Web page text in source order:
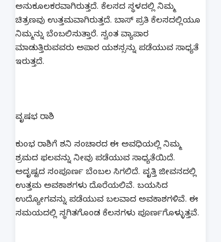
ಅನುಕೂಲಕರವಾಗಿರುತ್ತದೆ. ಕೆಲಸದ ಸ್ಥಳದಲ್ಲಿ ನಿಮ್ಮ
ಚಿತ್ರಣವು ಉತ್ತಮವಾಗಿರುತ್ತದೆ. ಬಾಸ್ ಪ್ರತಿ ಕೆಲಸದಲ್ಲಿಯೂ
ನಿಮ್ಮನ್ನು ಬೆಂಬಲಿಸುತ್ತಾರೆ. ಸ್ವಂತ ವ್ಯಾಪಾರ
ಮಾಡುತ್ತಿರುವವರು ಅಪಾರ ಯಶಸ್ಸನ್ನು ಪಡೆಯುವ ಸಾಧ್ಯತೆ
ಇರುತ್ತದೆ.
​ವೃಷಭ ರಾಶಿ
ಕುಂಭ ರಾಶಿಗೆ ಶನಿ ಸಂಚಾರದ ಈ ಅವಧಿಯಲ್ಲಿ ನಿಮ್ಮ
ಶ್ರಮದ ಫಲವನ್ನು ನೀವು ಪಡೆಯುವ ಸಾಧ್ಯತೆಯಿದೆ.
ಅದೃಷ್ಟದ ಸಂಪೂರ್ಣ ಬೆಂಬಲ ಸಿಗಲಿದೆ. ವೃತ್ತಿ ಜೀವನದಲ್ಲಿ
ಉತ್ತಮ ಅವಕಾಶಗಳು ದೊರೆಯಲಿವೆ. ಬಯಸಿದ
ಉದ್ಯೋಗವನ್ನು ಪಡೆಯುವ ಬಲವಾದ ಅವಕಾಶಗಳಿವೆ. ಈ
ಸಮಯದಲ್ಲಿ ಸ್ಥಗಿತಗೊಂಡ ಕೆಲಸಗಳು ಪೂರ್ಣಗೊಳ್ಳುತ್ತವೆ.